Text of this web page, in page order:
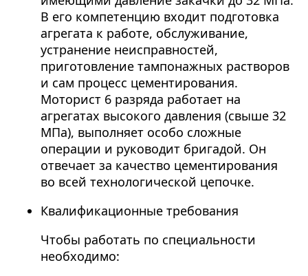
В его компетенцию входит подготовка
агрегата к работе, обслуживание,
устранение неисправностей,
приготовление тампонажных растворов
и сам процесс цементирования.
Моторист 6 разряда работает на
агрегатах высокого давления (свыше 32
МПа), выполняет особо сложные
операции и руководит бригадой. Он
отвечает за качество цементирования
во всей технологической цепочке.
Квалификационные требования
Чтобы работать по специальности
необходимо: